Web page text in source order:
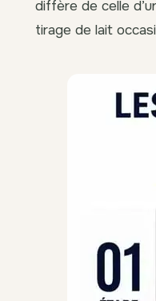
diffère de celle
tirage de lait